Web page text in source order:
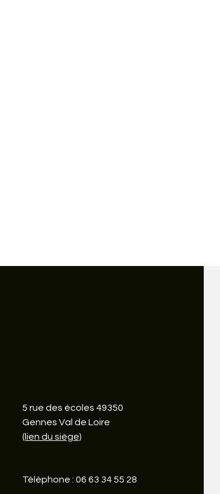
5 rue des écoles 49350
Gennes Val de Loire
(lien du siège)
Téléphone : 06 63 34 55 28